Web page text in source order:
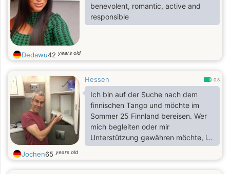
benevolent, romantic, active and
responsible
Dedawu42 years old
Hessen 0.8
Ich bin auf der Suche nach dem
finnischen Tango und möchte im
Sommer 25 Finnland bereisen. Wer
mich begleiten oder mir
Unterstützung gewähren möchte, ist
herzlich eingeladen, mit mir Kontakt
aufzunehmen. Ich habe in einem
Jochen65 years old